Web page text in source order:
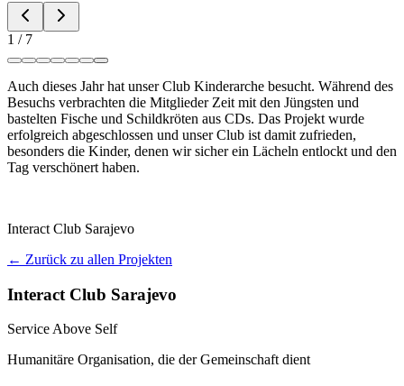
1 / 7
Auch dieses Jahr hat unser Club Kinderarche besucht. Während des
Besuchs verbrachten die Mitglieder Zeit mit den Jüngsten und
bastelten Fische und Schildkröten aus CDs. Das Projekt wurde
erfolgreich abgeschlossen und unser Club ist damit zufrieden,
besonders die Kinder, denen wir sicher ein Lächeln entlockt und den
Tag verschönert haben.
Interact Club Sarajevo
← Zurück zu allen Projekten
Interact Club Sarajevo
Service Above Self
Humanitäre Organisation, die der Gemeinschaft dient